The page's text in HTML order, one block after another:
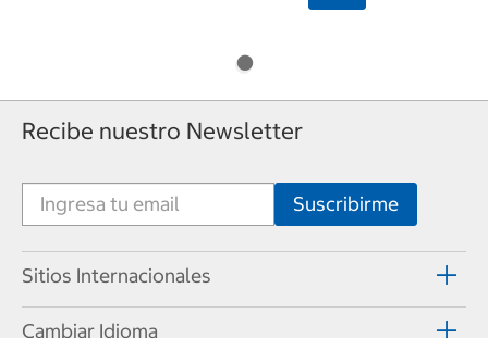
Recibe nuestro Newsletter
Sitios Internacionales
Cambiar Idioma